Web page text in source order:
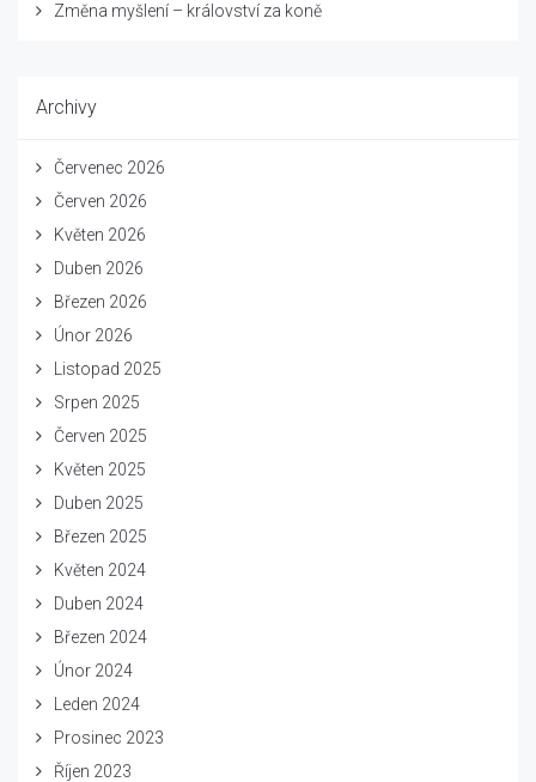
Změna myšlení – království za koně
Archivy
Červenec 2026
Červen 2026
Květen 2026
Duben 2026
Březen 2026
Únor 2026
Listopad 2025
Srpen 2025
Červen 2025
Květen 2025
Duben 2025
Březen 2025
Květen 2024
Duben 2024
Březen 2024
Únor 2024
Leden 2024
Prosinec 2023
Říjen 2023